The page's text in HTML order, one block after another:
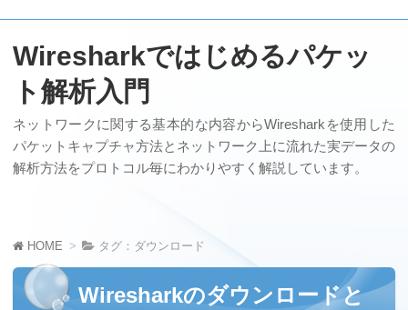
Wiresharkではじめるパケッ
ト解析入門
ネットワークに関する基本的な内容からWiresharkを使用した
パケットキャプチャ方法とネットワーク上に流れた実データの
解析方法をプロトコル毎にわかりやすく解説しています。
HOME タグ：ダウンロード
Wiresharkのダウンロードと